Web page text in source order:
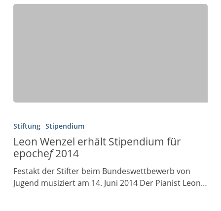
Stiftung Stipendium
Leon Wenzel erhält Stipendium für
epochef2014
Festakt der Stifter beim Bundeswettbewerb von
Jugend musiziert am 14. Juni 2014 Der Pianist Leon…